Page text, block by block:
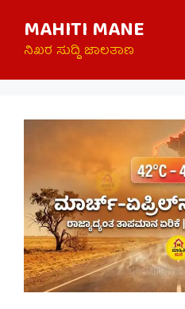
content
MAHITI MANE
ನಿಖರ ಸುದ್ದಿ ಜಾಲತಾಣ